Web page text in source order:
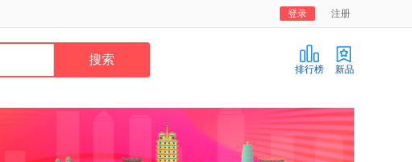
注册
登录
排行榜 新品